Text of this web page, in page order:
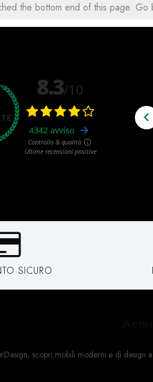
the bottom end of this page. Go
SICURO
scopri mobili moderni e di design